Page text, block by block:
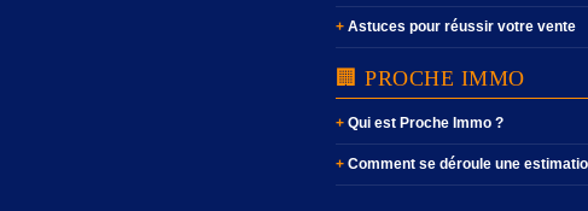
Astuces pour réussir votre vente
🏢 PROCHE IMMO
Qui est Proche Immo ?
Comment se déroule une